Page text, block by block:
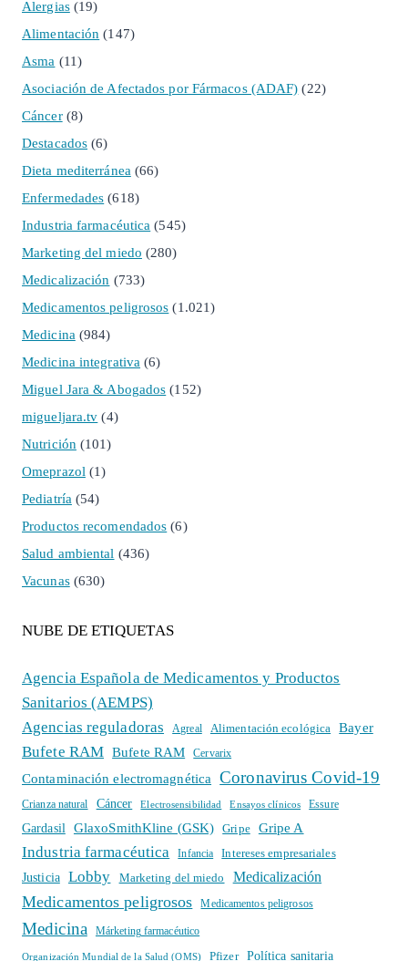
Alergias(19)
Alimentación (147)
Asma (11)
Asociación de Afectados por Fármacos (ADAF) (22)
Cáncer(8)
Destacados (6)
Dieta mediterránea (66)
Enfermedades (618)
Industria farmacéutica (545)
Marketing del miedo (280)
Medicalización (733)
Medicamentos peligrosos (1.021)
Medicina (984)
Medicina integrativa (6)
Miguel Jara & Abogados (152)
migueljara.tv (4)
Nutrición (101)
Omeprazol (1)
Pediatría (54)
Productos recomendados (6)
Salud ambiental (436)
Vacunas(630)
NUBE DE ETIQUETAS
Agencia Española de Medicamentos y Productos
Sanitarios (AEMPS)
Agencias reguladoras
Agreal Alimentación ecológica Bayer
Bufete RAM Bufete RAM Cervarix
Contaminación electromagnética Coronavirus Covid-19
Crianza natural Cáncer Electrosensibilidad Ensayos clínicos Essure
Gardasil GlaxoSmithKline (GSK) Gripe Gripe A
Industria farmacéutica Infancia
Intereses empresariales
Justicia
Lobby Marketing del miedo Medicalización
Medicamentos peligrosos Medicamentos peligrosos
Medicina Márketing farmacéutico
Organización Mundial de la Salud (OMS) Pfizer Política sanitaria